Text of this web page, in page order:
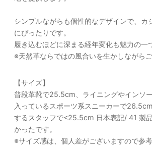
シンプルながらも個性的なデザインで、カ
にぴったりです。
履き込むほどに深まる経年変化も魅力の一
※天然革ならではの風合いを生かしながらご
【サイズ】
普段革靴で25.5cm、ライニングやインソ
入っているスポーツ系スニーカーで
するスタッフで<25.5cm 日本表記/ 41 製
かったです。
※サイズ感は、個人差がございますので参